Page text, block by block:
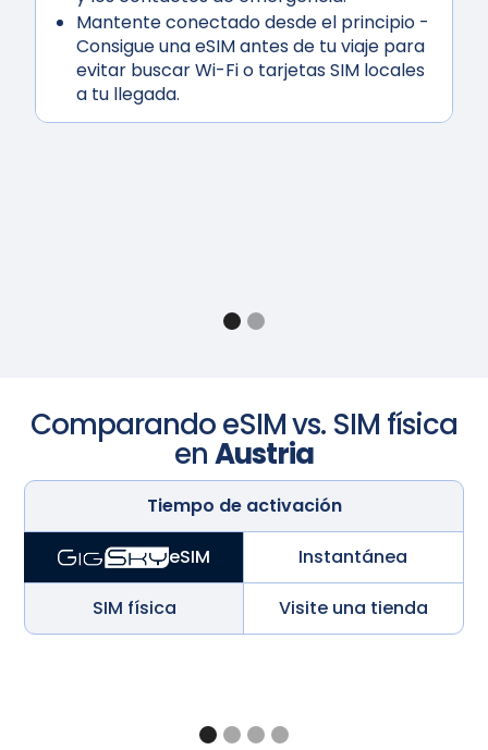
Mantente conectado desde el principio -
Consigue una eSIM antes de tu viaje para
evitar buscar Wi-Fi o tarjetas SIM locales
a tu llegada.
Comparando eSIM vs. SIM física
enAustria
Tiempo de activación
eSIM Instantánea
SIM física Visite una tienda